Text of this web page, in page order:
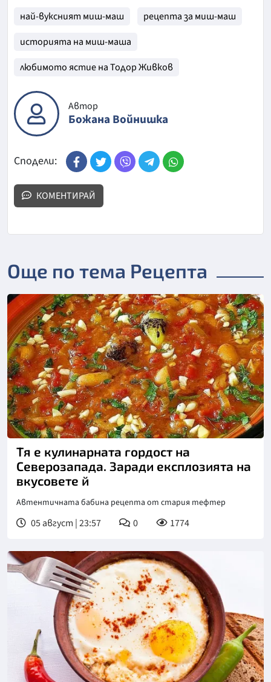
най-вуксният миш-маш
рецепта за миш-маш
историята на миш-маша
любимото ястие на Тодор Живков
Автор
Божана Войнишка
Сподели:
КОМЕНТИРАЙ
Още по тема Рецепта
Тя е кулинарната гордост на
Северозапада. Заради експлозията на
вкусовете й
Автентичната бабина рецепта от стария тефтер
05 август | 23:57 0 1774